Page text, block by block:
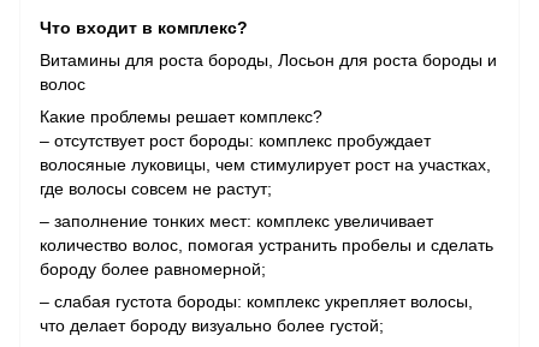
Что входит в комплекс?
Витамины для роста бороды, Лосьон для роста бороды и
волос
Какие проблемы решает комплекс?
– отсутствует рост бороды: комплекс пробуждает
волосяные луковицы, чем стимулирует рост на участках,
где волосы совсем не растут;
– заполнение тонких мест: комплекс увеличивает
количество волос, помогая устранить пробелы и сделать
бороду более равномерной;
– слабая густота бороды: комплекс укрепляет волосы,
что делает бороду визуально более густой;